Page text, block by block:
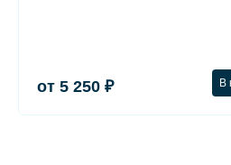
от 5 250 ₽ В